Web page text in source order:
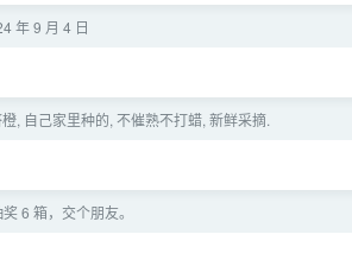
年 9 月 4 日
, 自己家里种的, 不催熟不打蜡, 新鲜采摘.
6 箱，交个朋友。